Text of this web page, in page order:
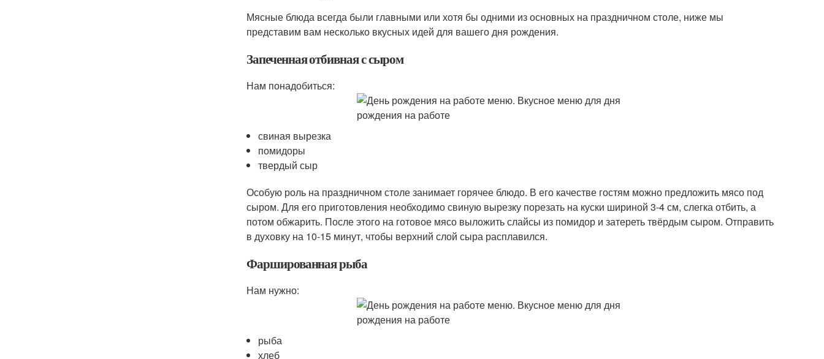
Мясные блюда всегда были главными или хотя бы одними из основных на праздничном столе, ниже мы
представим вам несколько вкусных идей для вашего дня рождения.
Запеченная отбивная с сыром
Нам понадобиться:
свиная вырезка
помидоры
твердый сыр
Особую роль на праздничном столе занимает горячее блюдо. В его качестве гостям можно предложить мясо под
сыром. Для его приготовления необходимо свиную вырезку порезать на куски шириной 3-4 см, слегка отбить, а
потом обжарить. После этого на готовое мясо выложить слайсы из помидор и затереть твёрдым сыром. Отправить
в духовку на 10-15 минут, чтобы верхний слой сыра расплавился.
Фаршированная рыба
Нам нужно:
рыба
хлеб